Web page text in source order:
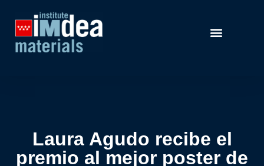
Laura Agudo recibe el
premio al mejor poster de